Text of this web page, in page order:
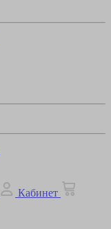
Кабинет